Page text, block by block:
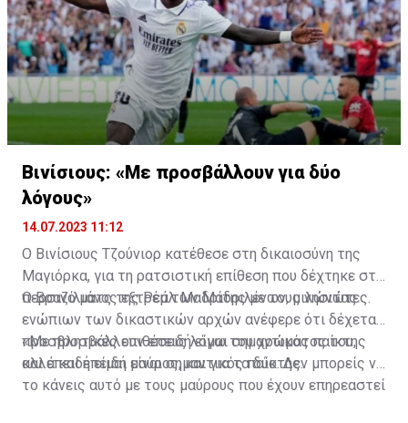
Βινίσιους: «Με προσβάλλουν για δύο
λόγους»
14.07.2023 11:12
Ο Βινίσιους Τζούνιορ κατέθεσε στη δικαιοσύνη της
Μαγιόρκα, για τη ρατσιστική επίθεση που δέχτηκε στο
περσινό ματς της Ρεάλ Μαδρίτης με τους νησιώτες.
Ο Βραζιλιάνος εξτρέμ των Μαδριλένων, μιλώντας
ενώπιων των δικαστικών αρχών ανέφερε ότι δέχεται
προσβλητικές επιθέσεις λόγω του χρώματος του,
αλλά και επειδή είναι σημαντικός παίκτης.
«Με προσβάλλουν επειδή είμαι σημαντικός παίκτης
και επειδή είμαι μαύρος, και για τα δύο. Δεν μπορείς να
το κάνεις αυτό με τους μαύρους που έχουν επηρεαστεί